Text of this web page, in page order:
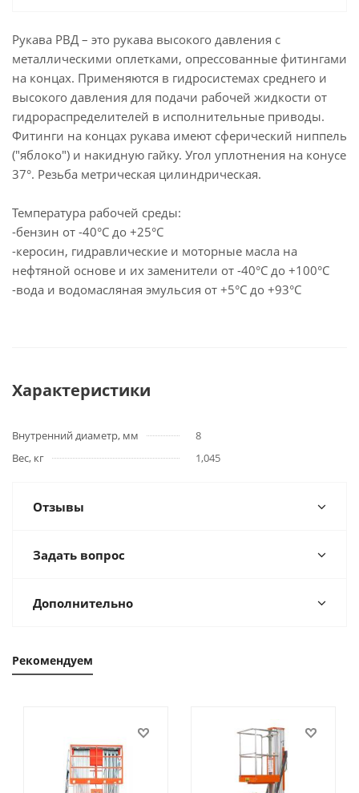
Рукава РВД – это рукава высокого давления с
металлическими оплетками, опрессованные фитингами
на концах. Применяются в гидросистемах среднего и
высокого давления для подачи рабочей жидкости от
гидрораспределителей в исполнительные приводы.
Фитинги на концах рукава имеют сферический ниппель
("яблоко") и накидную гайку. Угол уплотнения на конусе
37°. Резьба метрическая цилиндрическая.
Температура рабочей среды:
-бензин от -40°C до +25°C
-керосин, гидравлические и моторные масла на
нефтяной основе и их заменители от -40°C до +100°C
-вода и водомасляная эмульсия от +5°C до +93°C
Характеристики
Внутренний диаметр, мм
8
Вес, кг
1,045
Отзывы
Задать вопрос
Дополнительно
Рекомендуем